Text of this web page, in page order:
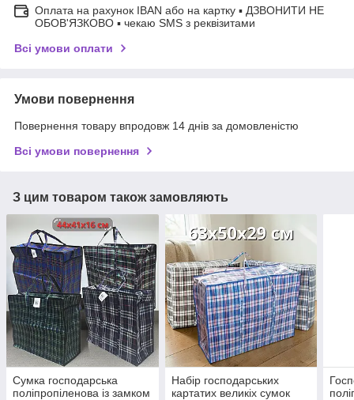
Оплата на рахунок IBAN або на картку ▪ ДЗВОНИТИ НЕ
ОБОВ'ЯЗКОВО ▪ чекаю SMS з реквізитами
Всі умови оплати
Умови повернення
Повернення товару впродовж 14 днів за домовленістю
Всі умови повернення
З цим товаром також замовляють
Сумка господарська
поліпропіленова із замком
Набір господарських
картатих великіх сумок